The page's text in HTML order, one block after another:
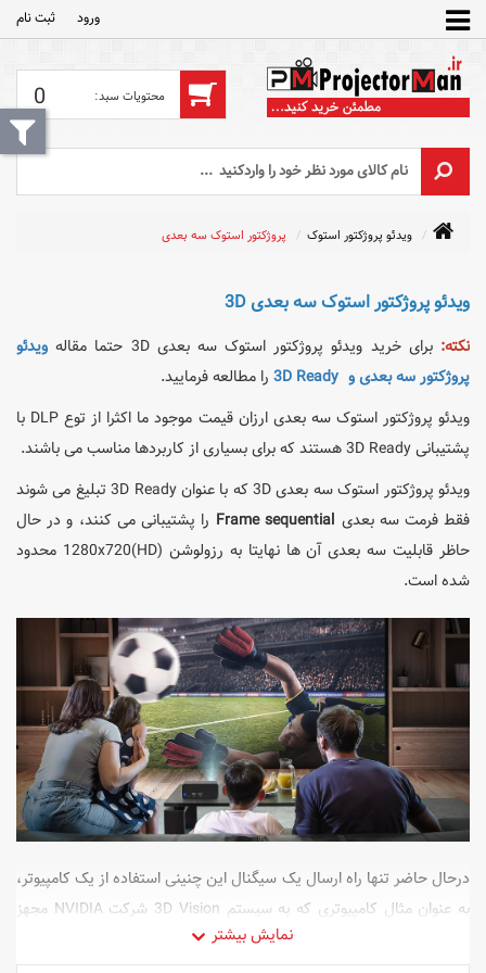
ورود ثبت‌ نام
0
ویدئو پروژکتور استوک پروژکتور استوک سه بعدی
ویدئو پروژکتور استوک سه بعدی 3D
نکته: برای خرید ویدئو پروژکتور استوک سه بعدی 3D حتما مقاله
ویدئو
پروژکتور سه بعدی و 3D Ready
را مطالعه فرمایید.
ویدئو پروژکتور استوک سه بعدی ارزان قیمت موجود ما اکثرا از توع DLP با
پشتیبانی 3D Ready هستند که
برای بسیاری از کاربردها مناسب می باشند.
ویدئو پروژکتور استوک سه بعدی 3D
که با عنوان 3D Ready تبلیغ می شوند
فقط فرمت سه بعدی Frame sequential را پشتیبانی می کنند، و در حال
حاظر قابلیت سه بعدی آن ها نهایتا به رزولوشن 1280x720(HD) محدود
شده است.
درحال حاضر تنها راه ارسال یک سیگنال این چنینی استفاده از یک کامپیوتر،
به عنوان مثال کامپیوتری که به سیستم 3D Vision شرکت NVIDIA مجهز
محصولات الکترونیکی مانند بلوری پلیرها و ست تاپ